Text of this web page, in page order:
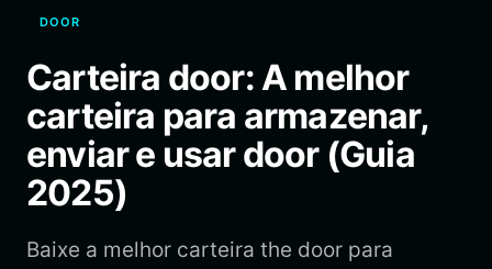
繁體中文
Bahasa Indonesia
ภาษาไทย
हिन्दी
Español
Português (Brasil)
DOOR
Carteira door: A melhor
carteira para armazenar,
enviar e usar door (Guia
2025)
Baixe a melhor carteira the door para